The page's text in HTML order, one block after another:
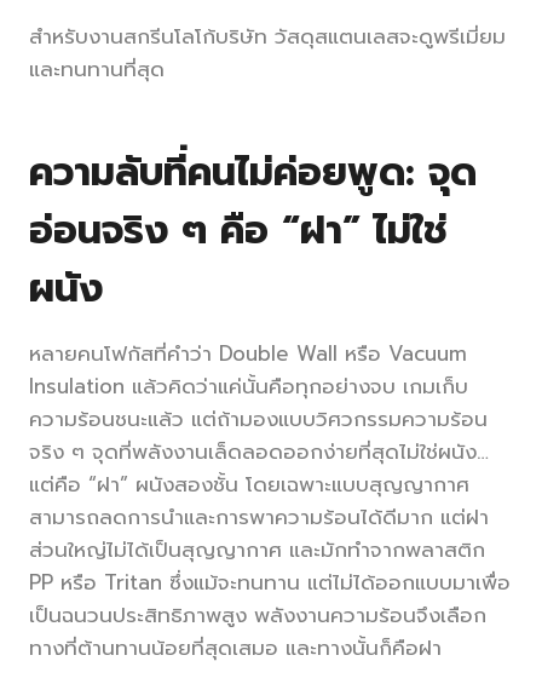
สำหรับงานสกรีนโลโก้บริษัท วัสดุสแตนเลสจะดูพรีเมี่ยม
และทนทานที่สุด
ความลับที่คนไม่ค่อยพูด: จุด
อ่อนจริง ๆ คือ “ฝา” ไม่ใช่
ผนัง
หลายคนโฟกัสที่คำว่า Double Wall หรือ Vacuum
Insulation แล้วคิดว่าแค่นั้นคือทุกอย่างจบ เกมเก็บ
ความร้อนชนะแล้ว แต่ถ้ามองแบบวิศวกรรมความร้อน
จริง ๆ จุดที่พลังงานเล็ดลอดออกง่ายที่สุดไม่ใช่ผนัง…
แต่คือ “ฝา” ผนังสองชั้น โดยเฉพาะแบบสุญญากาศ
สามารถลดการนำและการพาความร้อนได้ดีมาก แต่ฝา
ส่วนใหญ่ไม่ได้เป็นสุญญากาศ และมักทำจากพลาสติก
PP หรือ Tritan ซึ่งแม้จะทนทาน แต่ไม่ได้ออกแบบมาเพื่อ
เป็นฉนวนประสิทธิภาพสูง พลังงานความร้อนจึงเลือก
ทางที่ต้านทานน้อยที่สุดเสมอ และทางนั้นก็คือฝา